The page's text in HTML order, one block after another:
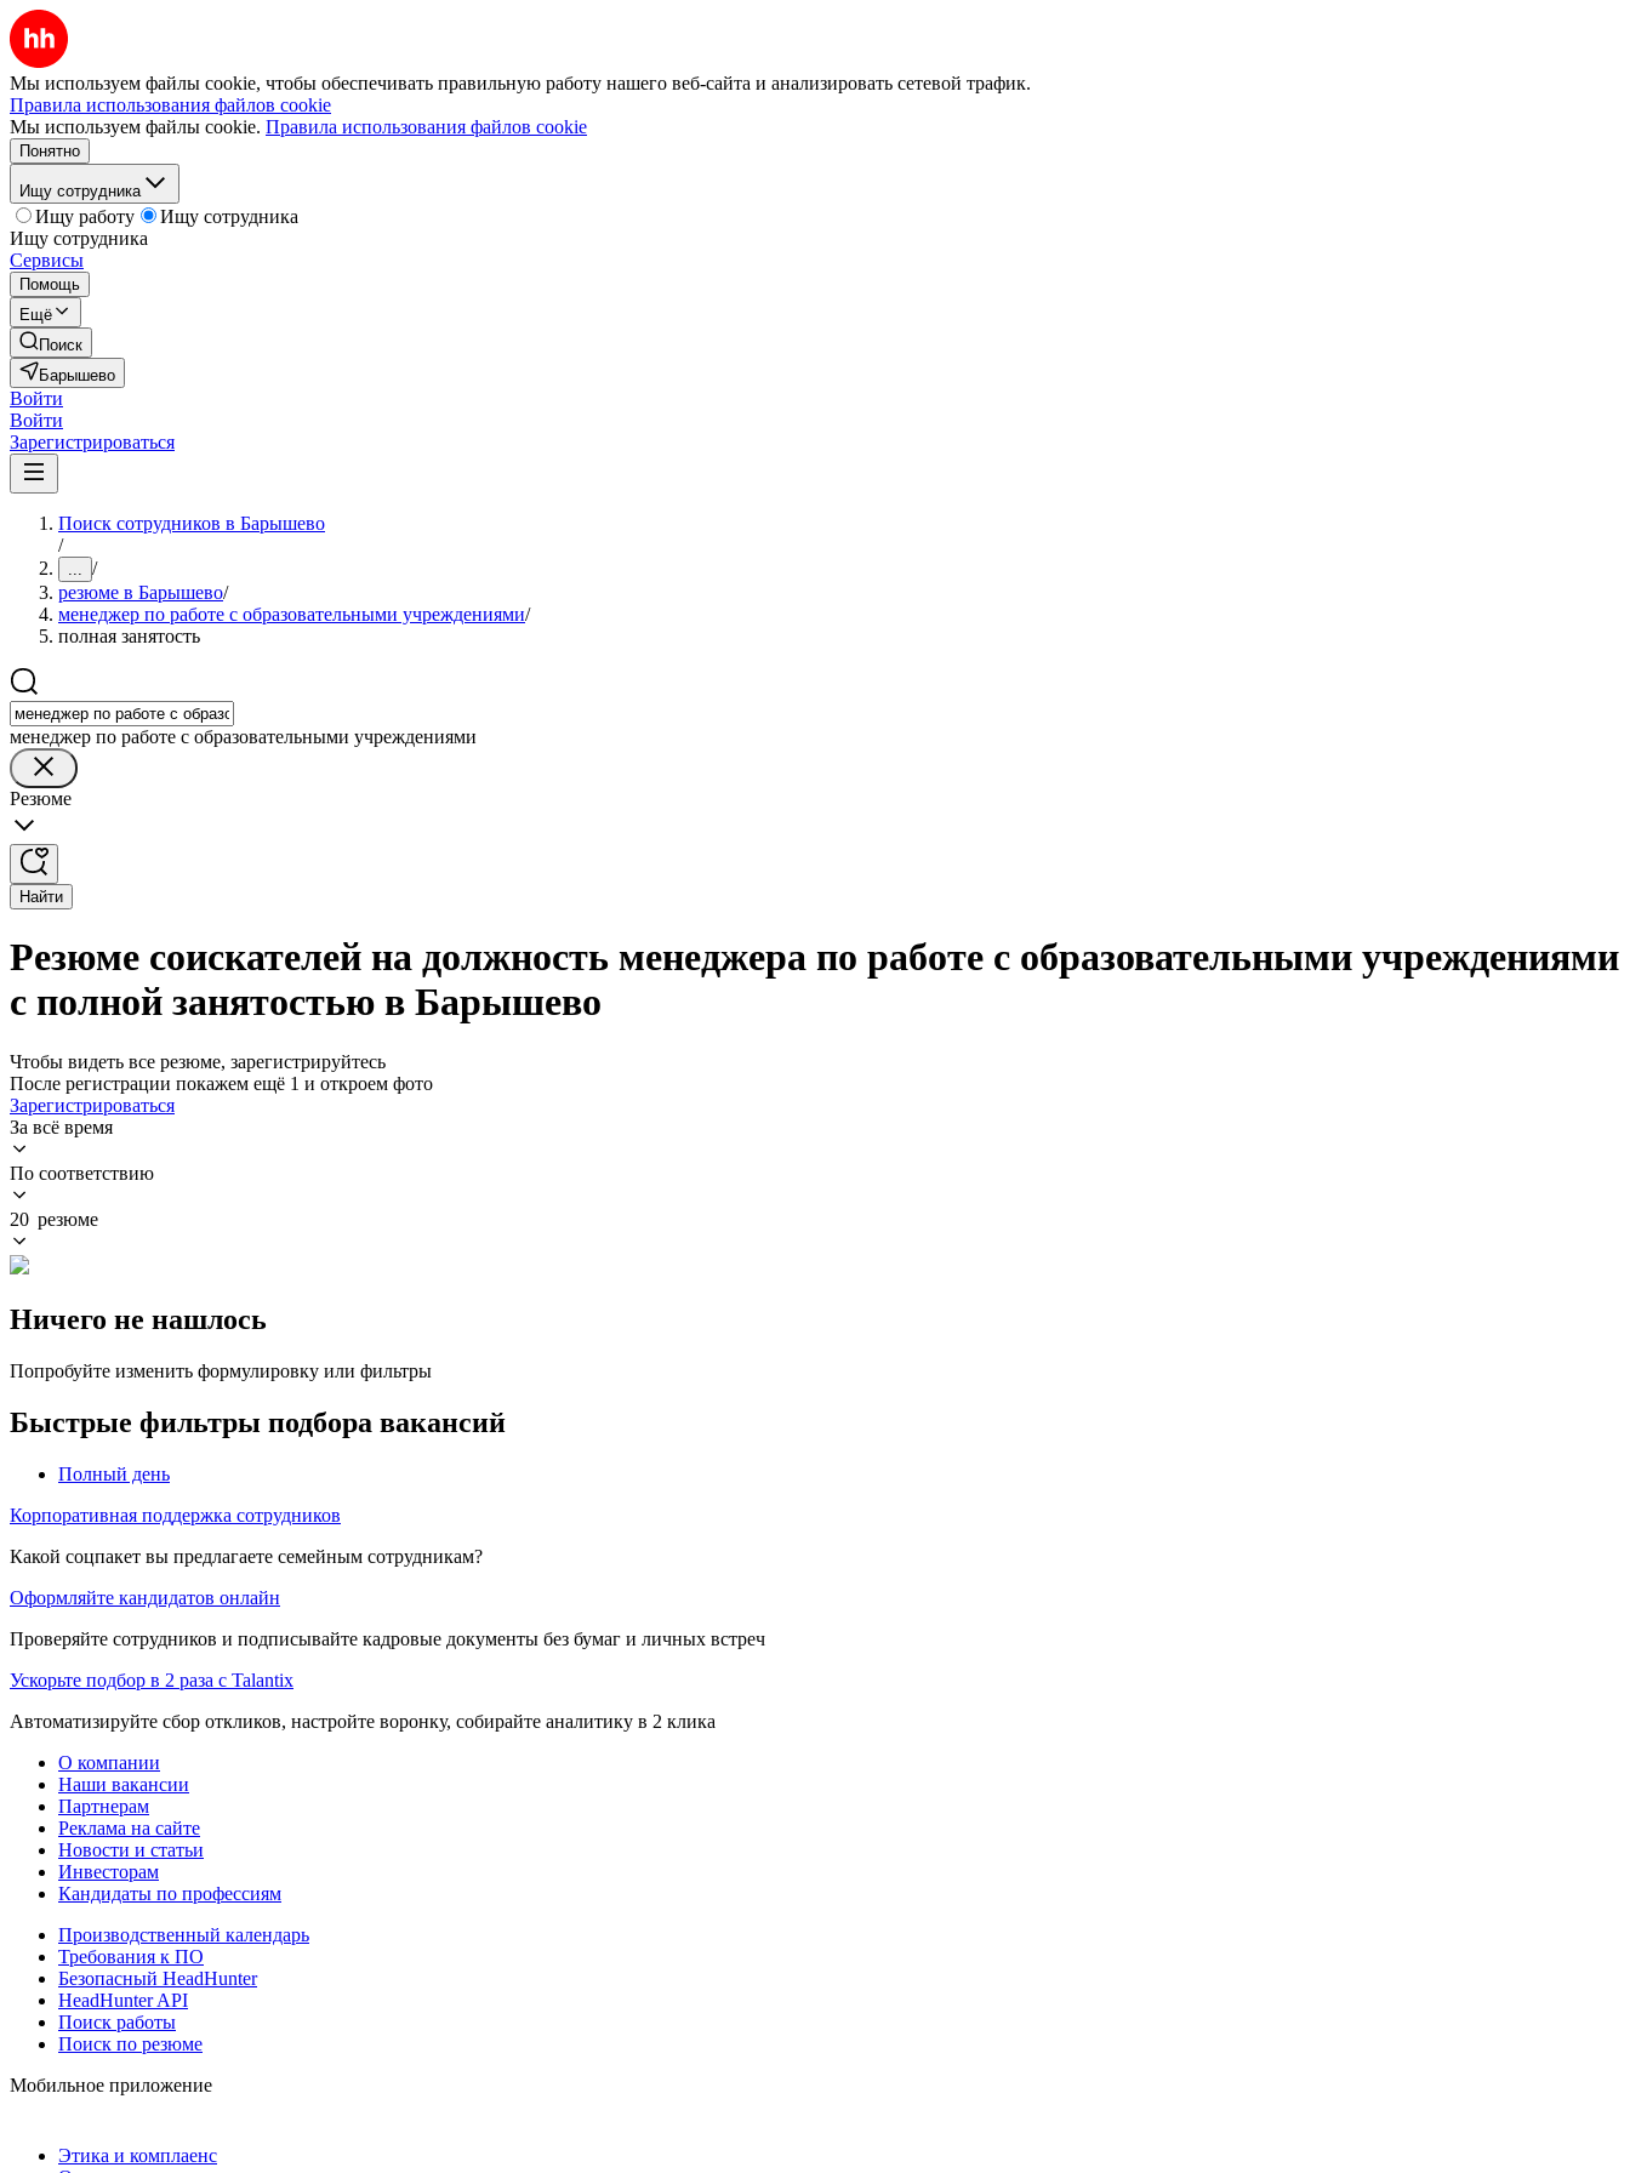
Мы используем файлы cookie, чтобы обеспечивать правильную работу нашего веб-сайта и анализировать сетевой трафик.
Правила использования файлов cookie
Мы используем файлы cookie. Правила использования файлов cookie
Понятно
Ищу сотрудника
Ищу работу
Ищу сотрудника
Ищу сотрудника
Сервисы
Помощь
Ещё
Поиск
Барышево
Войти
Войти
Зарегистрироваться
Поиск сотрудников в Барышево
/
... /
резюме в Барышево/
менеджер по работе с образовательными учреждениями/
полная занятость
менеджер по работе с образовательными учреждениями
Резюме
Найти
Резюме соискателей на должность менеджера по работе с образовательными учреждениями
с полной занятостью в Барышево
Чтобы видеть все резюме, зарегистрируйтесь
После регистрации покажем ещё 1 и откроем фото
Зарегистрироваться
За всё время
По соответствию
20 резюме
Ничего не нашлось
Попробуйте изменить формулировку или фильтры
Быстрые фильтры подбора вакансий
Полный день
Корпоративная поддержка сотрудников
Какой соцпакет вы предлагаете семейным сотрудникам?
Оформляйте кандидатов онлайн
Проверяйте сотрудников и подписывайте кадровые документы без бумаг и личных встреч
Ускорьте подбор в 2 раза с Talantix
Автоматизируйте сбор откликов, настройте воронку, собирайте аналитику в 2 клика
О компании
Наши вакансии
Партнерам
Реклама на сайте
Новости и статьи
Инвесторам
Кандидаты по профессиям
Производственный календарь
Требования к ПО
Безопасный HeadHunter
HeadHunter API
Поиск работы
Поиск по резюме
Мобильное приложение
Этика и комплаенс